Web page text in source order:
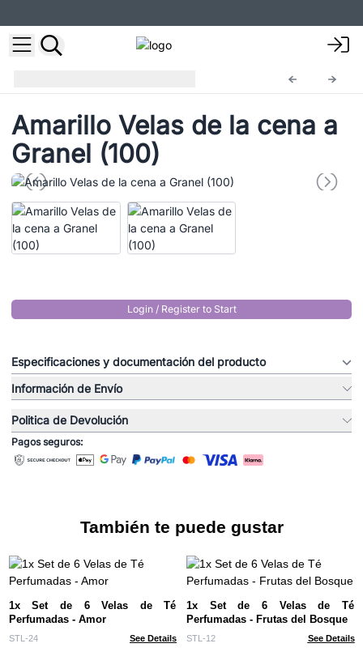
Amarillo Velas de la cena a
Granel (100)
Login / Register to Start
Especificaciones y documentación del producto
Información de Envío
Politica de Devolución
Pagos seguros:
También te puede gustar
1x Set de 6 Velas de Té
Perfumadas - Amor
STL-24 See Details
1x Set de 6 Velas de Té
Perfumadas - Frutas del Bosque
STL-12 See Details